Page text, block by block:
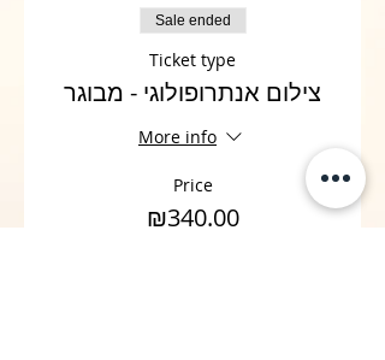
Sale ended
Ticket type
צילום אנתרופולוגי - מבוגר
More info
Price
₪340.00